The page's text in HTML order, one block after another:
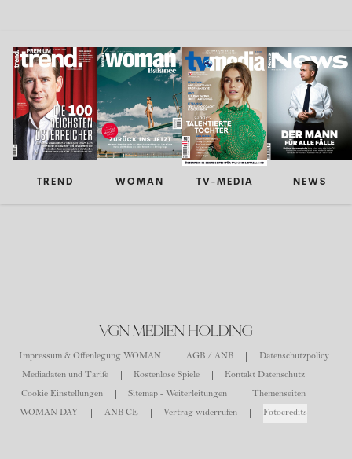
TREND WOMAN TV-MEDIA NEWS
VGN MEDIEN HOLDING
Impressum & Offenlegung WOMAN AGB / ANB
Datenschutzpolicy
Mediadaten und Tarife
Kostenlose Spiele
Kontakt Datenschutz
Cookie Einstellungen
Sitemap - Weiterleitungen
Themenseiten
WOMAN DAY
ANB CE Vertrag widerrufen Fotocredits